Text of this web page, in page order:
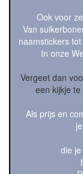
Ook voor
Van
naamstickers
In onze
Vergeet dan
een kijkje
Als prijs en
die je